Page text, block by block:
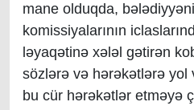
mane olduqda,
komissiyalarının
ləyaqətinə xələl gətirən
sözlərə və hərəkətlərə yol
bu cür hərəkətlər etməyə